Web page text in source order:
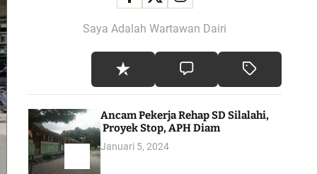
Saya Adalah Wartawan Dairi
Ancam Pekerja Rehap SD Silalahi,
Proyek Stop, APH Diam
Januari 5, 2024